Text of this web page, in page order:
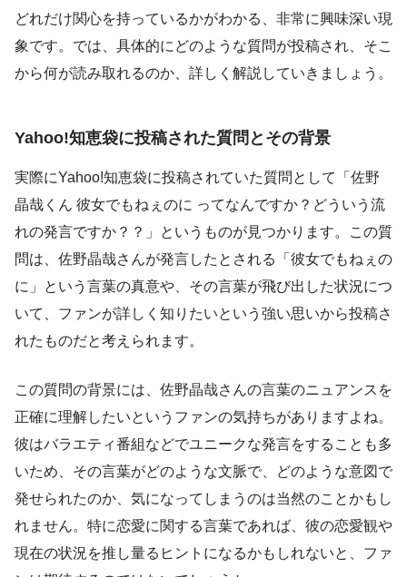
どれだけ関心を持っているかがわかる、非常に興味深い現
象です。では、具体的にどのような質問が投稿され、そこ
から何が読み取れるのか、詳しく解説していきましょう。
Yahoo!知恵袋に投稿された質問とその背景
実際にYahoo!知恵袋に投稿されていた質問として「佐野
晶哉くん 彼女でもねぇのに ってなんですか？どういう流
れの発言ですか？？」というものが見つかります。この質
問は、佐野晶哉さんが発言したとされる「彼女でもねぇの
に」という言葉の真意や、その言葉が飛び出した状況につ
いて、ファンが詳しく知りたいという強い思いから投稿さ
れたものだと考えられます。
この質問の背景には、佐野晶哉さんの言葉のニュアンスを
正確に理解したいというファンの気持ちがありますよね。
彼はバラエティ番組などでユニークな発言をすることも多
いため、その言葉がどのような文脈で、どのような意図で
発せられたのか、気になってしまうのは当然のことかもし
れません。特に恋愛に関する言葉であれば、彼の恋愛観や
現在の状況を推し量るヒントになるかもしれないと、ファ